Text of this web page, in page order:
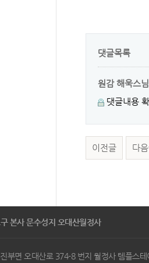
댓글목록
원감 해욱스님
댓글내용 확
이전글 다
본사 문수성지 오대산월정사
부면 오대산로 374-8 번지 월정사 템플스테